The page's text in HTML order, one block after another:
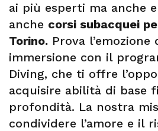
ai più esperti ma anche
anche corsi subacquei
Torino. Prova
immersione con il
Diving, che ti offre
acquisire abilità di base
profondità. La nostra
condividere l’amore e il